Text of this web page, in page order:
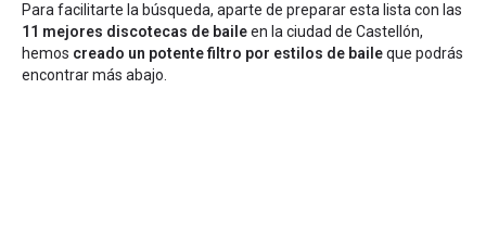
Para facilitarte la búsqueda, aparte de preparar esta lista con las
11 mejores discotecas de baileen la ciudad de Castellón,
hemos creado un potente filtro por estilos de baileque podrás
encontrar más abajo.